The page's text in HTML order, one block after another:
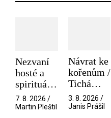
Nezvaní
hosté a
spirituální
narušitelé
z vesmíru
7. 8. 2026 /
Martin Pleštil
Návrat ke
kořenům /
Tichá
přítelkyně
3. 8. 2026 /
Janis Prášil